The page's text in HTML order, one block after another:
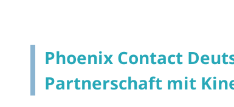
Phoenix Contact
Partnerschaft mit